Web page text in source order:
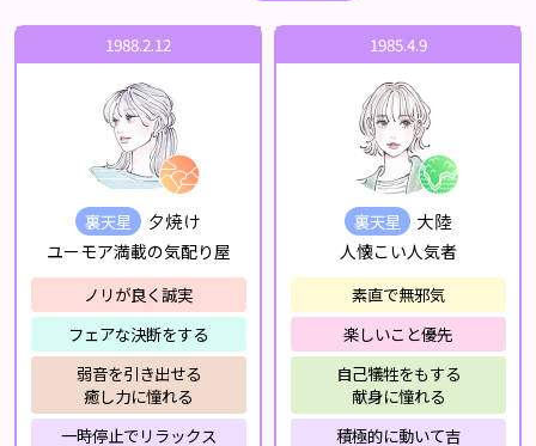
1988.2.12
裏天星 夕焼け
ユーモア満載の気配り屋
ノリが良く誠実
フェアな決断をする
弱音を引き出せる
癒し力に憧れる
一時停止でリラックス
1985.4.9
裏天星 大陸
人懐こい人気者
素直で無邪気
楽しいこと優先
自己犠牲をもする
献身に憧れる
積極的に動いて吉